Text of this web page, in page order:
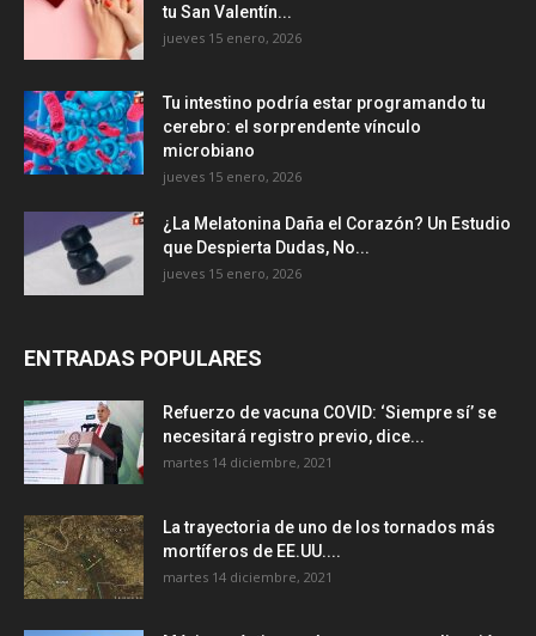
tu San Valentín...
jueves 15 enero, 2026
Tu intestino podría estar programando tu
cerebro: el sorprendente vínculo
microbiano
jueves 15 enero, 2026
¿La Melatonina Daña el Corazón? Un Estudio
que Despierta Dudas, No...
jueves 15 enero, 2026
ENTRADAS POPULARES
Refuerzo de vacuna COVID: ‘Siempre sí’ se
necesitará registro previo, dice...
martes 14 diciembre, 2021
La trayectoria de uno de los tornados más
mortíferos de EE.UU....
martes 14 diciembre, 2021